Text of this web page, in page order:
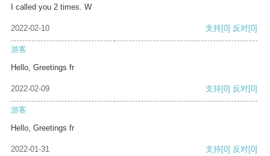
I called you 2 times. W
2022-02-10 支持[0] 反对[0]
游客
Hello, Greetings fr
2022-02-09 支持[0] 反对[0]
游客
Hello, Greetings fr
2022-01-31 支持[0] 反对[0]